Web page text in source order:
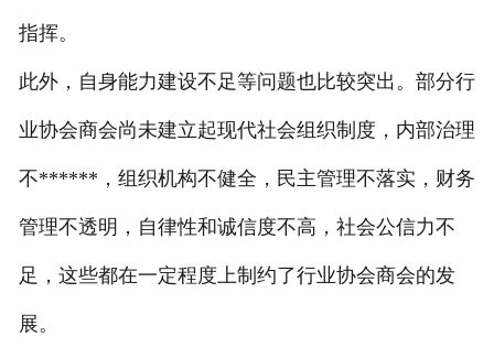
指挥。
此外，自身能力建设不足等问题也比较突出。部分行
业协会商会尚未建立起现代社会组织制度，内部治理
不******，组织机构不健全，民主管理不落实，财务
管理不透明，自律性和诚信度不高，社会公信力不
足，这些都在一定程度上制约了行业协会商会的发
展。